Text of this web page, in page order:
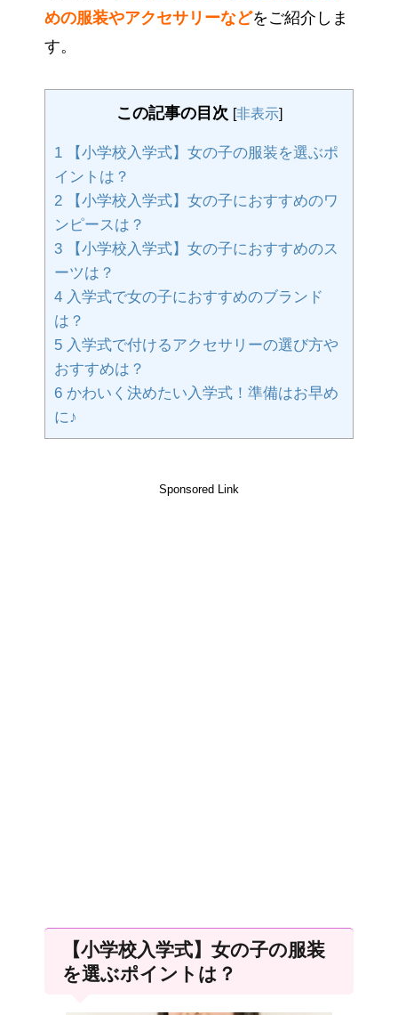
めの服装やアクセサリーなどをご紹介しま
す。
この記事の目次 [非表示]
1 【小学校入学式】女の子の服装を選ぶポ
イントは？
2 【小学校入学式】女の子におすすめのワ
ンピースは？
3 【小学校入学式】女の子におすすめのス
ーツは？
4 入学式で女の子におすすめのブランド
は？
5 入学式で付けるアクセサリーの選び方や
おすすめは？
6 かわいく決めたい入学式！準備はお早め
に♪
Sponsored Link
【小学校入学式】女の子の服装
を選ぶポイントは？